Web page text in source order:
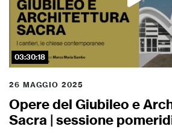
03:30:18
26 MAGGIO 2025
Opere del Giubileo e
Sacra | sessione